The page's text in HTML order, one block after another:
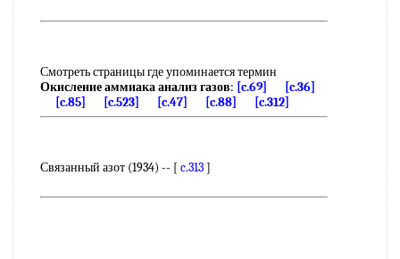
Смотреть страницы где упоминается термин
Окисление аммиака анализ газов: [c.69]
[c.36]
[c.85]
[c.523] [c.47] [c.88] [c.312]
Связанный азот (1934) -- [ c.313]